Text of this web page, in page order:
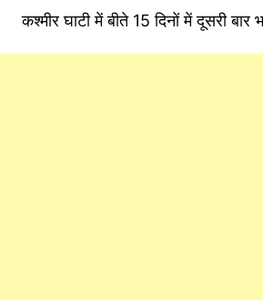
कश्मीर घाटी में बीते 15 दिनों में दूसरी बार